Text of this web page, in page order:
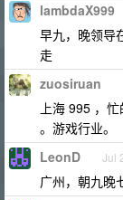
lambdaX999
早九，晚领导
走
zuosiruan
上海 995 ，
。游戏行业。
LeonD Jul
广州，朝九晚